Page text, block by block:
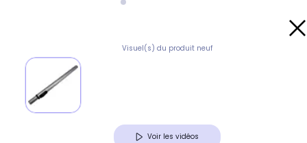
Visuel(s) du produit neuf
Voir les vidéos